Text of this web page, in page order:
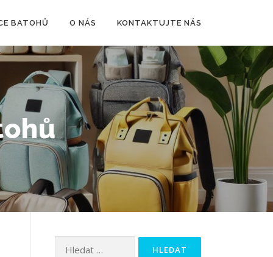
BATOHŮ O NÁS KONTAKTUJTE NÁS
Vyhledávání